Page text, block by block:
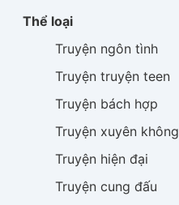
Thể loại
Truyện ngôn tình
Truyện truyện teen
Truyện bách hợp
Truyện xuyên không
Truyện hiện đại
Truyện cung đấu